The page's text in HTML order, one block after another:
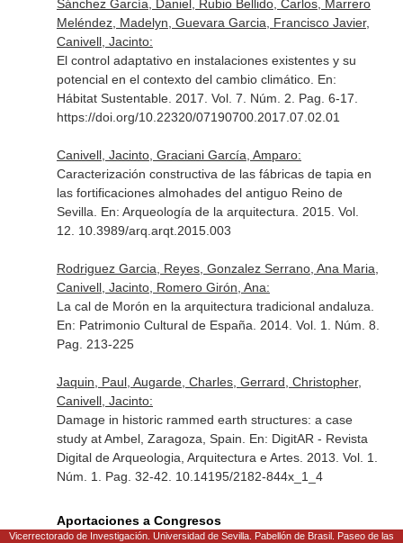
Sánchez García, Daniel, Rubio Bellido, Carlos, Marrero
Meléndez, Madelyn, Guevara Garcia, Francisco Javier,
Canivell, Jacinto:
El control adaptativo en instalaciones existentes y su
potencial en el contexto del cambio climático. En:
Hábitat Sustentable. 2017. Vol. 7. Núm. 2. Pag. 6-17.
https://doi.org/10.22320/07190700.2017.07.02.01
Canivell, Jacinto, Graciani García, Amparo:
Caracterización constructiva de las fábricas de tapia en
las fortificaciones almohades del antiguo Reino de
Sevilla. En: Arqueología de la arquitectura . 2015. Vol.
12. 10.3989/arq.arqt.2015.003
Rodriguez Garcia, Reyes, Gonzalez Serrano, Ana Maria,
Canivell, Jacinto, Romero Girón, Ana:
La cal de Morón en la arquitectura tradicional andaluza.
En: Patrimonio Cultural de España . 2014. Vol. 1. Núm. 8.
Pag. 213-225
Jaquin, Paul, Augarde, Charles, Gerrard, Christopher,
Canivell, Jacinto:
Damage in historic rammed earth structures: a case
study at Ambel, Zaragoza, Spain. En: DigitAR - Revista
Digital de Arqueologia, Arquitectura e Artes. 2013. Vol. 1.
Núm. 1. Pag. 32-42. 10.14195/2182-844x_1_4
Aportaciones a Congresos
Vicerrectorado de Investigación. Universidad de Sevilla. Pabellón de Brasil. Paseo de las